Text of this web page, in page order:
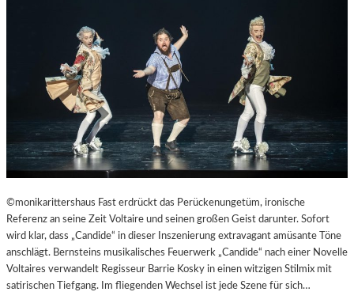
©monikarittershaus Fast erdrückt das Perückenungetüm, ironische
Referenz an seine Zeit Voltaire und seinen großen Geist darunter. Sofort
wird klar, dass „Candide“ in dieser Inszenierung extravagant amüsante Töne
anschlägt. Bernsteins musikalisches Feuerwerk „Candide“ nach einer Novelle
Voltaires verwandelt Regisseur Barrie Kosky in einen witzigen Stilmix mit
satirischen Tiefgang. Im fliegenden Wechsel ist jede Szene für sich…